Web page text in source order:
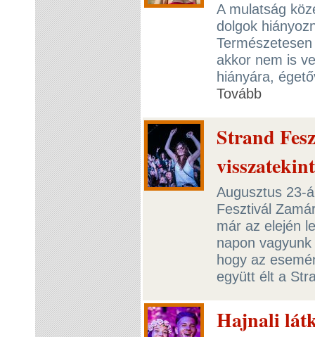
A mulatság
dolgok
akkor nem is
hiányára,
Tovább
Strand
Augusztus 23-
Fesztivál
már az elején
napon
hogy az
együtt élt a
Hajnali